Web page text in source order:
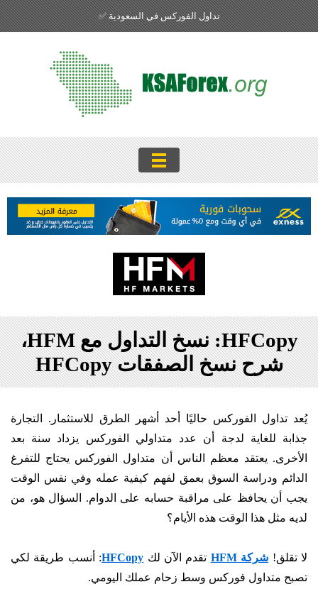
تداول الفوركس في السعودية ✅
HFCopy: نسخ التداول مع HFM،
شرح نسخ الصفقات HFCopy
يُعد تداول الفوركس حاليًا أحد أشهر الطرق للاستثمار. التجارة
جذابة للغاية لدجة أن عدد متداولي الفوركس يزداد سنة بعد
الأخرى. يعتقد معظم الناس أن متداول الفوركس يحتاج للتفرغ
الدائم ودراسة السوق بعمق لفهم كيفية عمله وفي نفس الوقت
يجب أن يحافظ على مراقبة حسابه على الدوام. السؤال هو، من
لديه مثل هذا الوقت هذه الأيام؟
لا تقلق! شركة HFM تقدم الآن لك HFCopy: أنسب طريقة لكي
تصبح متداول فوركس وسط زحام عملك اليومي.